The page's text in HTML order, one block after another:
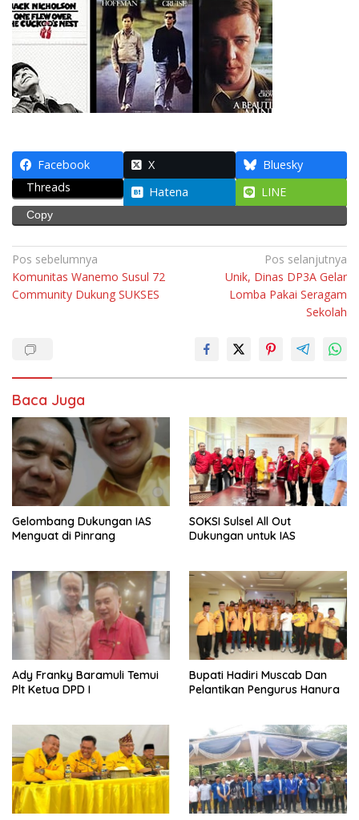
Facebook X
Bluesky
Threads
Hatena LINE
Copy
Navigasi
pos
Pos sebelumnya
Komunitas Wanemo Susul 72
Community Dukung SUKSES
Pos selanjutnya
Unik, Dinas DP3A Gelar
Lomba Pakai Seragam
Sekolah
Baca Juga
Gelombang Dukungan IAS
Menguat di Pinrang
SOKSI Sulsel All Out
Dukungan untuk IAS
Ady Franky Baramuli Temui
Plt Ketua DPD I
Bupati Hadiri Muscab Dan
Pelantikan Pengurus Hanura